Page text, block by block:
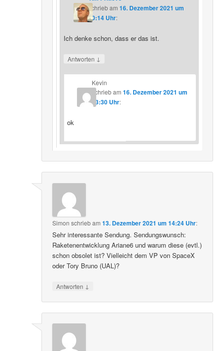
schriebam 16. Dezember 2021 um
20:14 Uhr:
Ich denke schon, dass er das ist.
Antworten ↓
Kevin
schriebam16. Dezember 2021 um
23:30 Uhr:
ok
Simon schriebam13. Dezember 2021 um 14:24 Uhr:
Sehr interessante Sendung. Sendungswunsch:
Raketenentwicklung Ariane6 und warum diese (evtl.)
schon obsolet ist? Vielleicht dem VP von SpaceX
oder Tory Bruno (UAL)?
Antworten ↓